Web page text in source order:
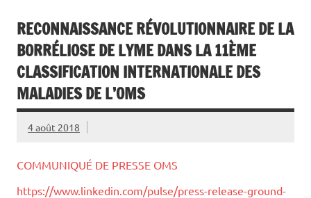
RECONNAISSANCE RÉVOLUTIONNAIRE DE LA
BORRÉLIOSE DE LYME DANS LA 11ÈME
CLASSIFICATION INTERNATIONALE DES
MALADIES DE L’OMS
4 août 2018
COMMUNIQUÉ DE PRESSE OMS
https://www.linkedin.com/pulse/press-release-ground-